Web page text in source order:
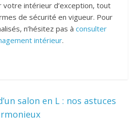
votre intérieur d’exception, tout
de sécurité en vigueur. Pour
n’hésitez pas àconsulter
intérieur.
salon en L : nos astuces